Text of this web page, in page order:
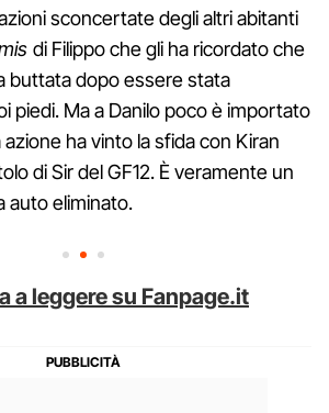
sconcertate degli altri abitanti
di Filippo che gli ha ricordato che
buttata dopo essere stata
piedi. Ma a Danilo poco è importato
ha vinto la sfida con Kiran
di Sir del GF12. È veramente un
auto eliminato.
a leggere su Fanpage.it